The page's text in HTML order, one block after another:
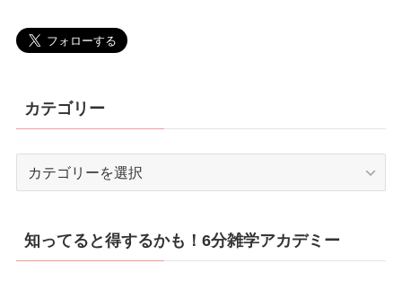
カテゴリー
リ
ー
知ってると得するかも！6分雑学アカデミー